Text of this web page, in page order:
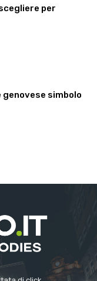
per
genovese simbolo